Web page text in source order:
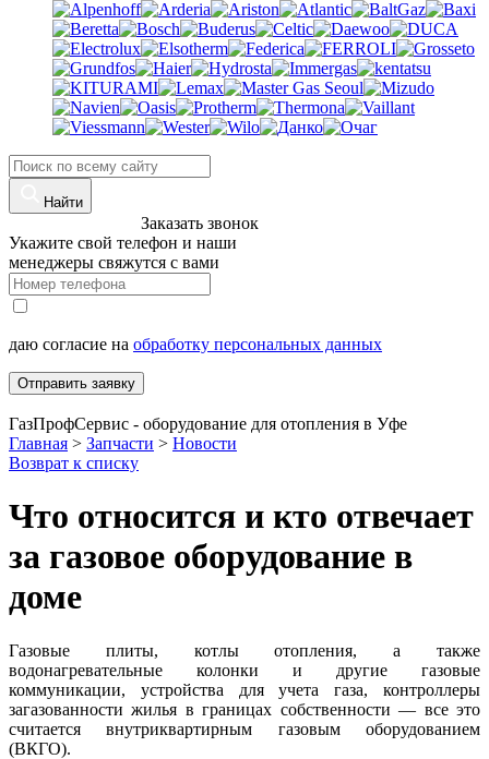
Найти
Заказать звонок
Укажите свой телефон и наши
менеджеры свяжутся с вами
даю согласие на обработку персональных данных
Отправить заявку
ГазПрофСервис - оборудование для отопления в Уфе
Главная > Запчасти > Новости
Возврат к списку
Что относится и кто отвечает
за газовое оборудование в
доме
Газовые плиты, котлы отопления, а также
водонагревательные колонки и другие газовые
коммуникации, устройства для учета газа, контроллеры
загазованности жилья в границах собственности — все это
считается внутриквартирным газовым оборудованием
(ВКГО).